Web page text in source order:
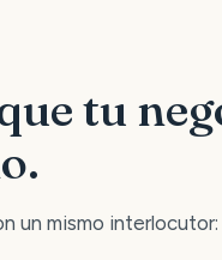
tu
un mismo